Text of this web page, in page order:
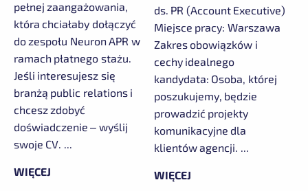
pełnej zaangażowania,
która chciałaby dołączyć
do zespołu Neuron APR w
ramach płatnego stażu.
Jeśli interesujesz się
branżą public relations i
chcesz zdobyć
doświadczenie – wyślij
swoje CV. ...
WIĘCEJ
ds. PR (Account Executive)
Miejsce pracy: Warszawa
Zakres obowiązków i
cechy idealnego
kandydata: Osoba, której
poszukujemy, będzie
prowadzić projekty
komunikacyjne dla
klientów agencji. ...
WIĘCEJ